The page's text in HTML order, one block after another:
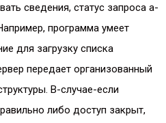
сведения, статус запроса а-
программа умеет
для загрузку списка
передает организованный
В-случае-если
либо доступ закрыт,